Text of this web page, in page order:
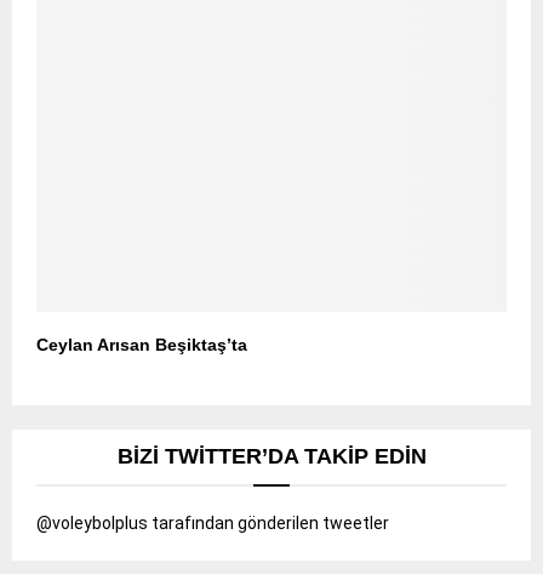
Ceylan Arısan Beşiktaş’ta
BIZI TWITTER’DA TAKIP EDIN
@voleybolplus tarafından gönderilen tweetler